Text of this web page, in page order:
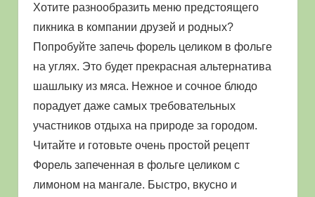
Хотите разнообразить меню предстоящего
пикника в компании друзей и родных?
Попробуйте запечь форель целиком в фольге
на углях. Это будет прекрасная альтернатива
шашлыку из мяса. Нежное и сочное блюдо
порадует даже самых требовательных
участников отдыха на природе за городом.
Читайте и готовьте очень простой рецепт
Форель запеченная в фольге целиком с
лимоном на мангале. Быстро, вкусно и